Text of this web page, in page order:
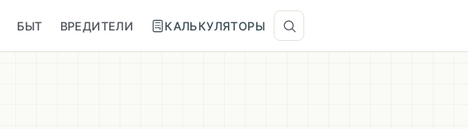
БЫТ ВРЕДИТЕЛИ КАЛЬКУЛЯТОРЫ